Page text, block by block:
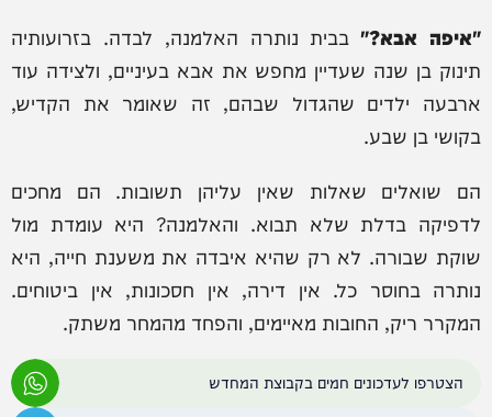
"איפה אבא?"בבית נותרה האלמנה, לבדה. בזרועותיה
תינוק בן שנה שעדיין מחפש את אבא בעיניים, ולצידה עוד
ארבעה ילדים שהגדול שבהם, זה שאומר את הקדיש,
בקושי בן שבע.
הם שואלים שאלות שאין עליהן תשובות. הם מחכים
לדפיקה בדלת שלא תבוא. והאלמנה? היא עומדת מול
שוקת שבורה. לא רק שהיא איבדה את משענת חייה, היא
נותרה בחוסר כל. אין דירה, אין חסכונות, אין ביטוחים.
המקרר ריק, החובות מאיימים, והפחד מהמחר משתק.
הצטרפו לעדכונים חמים בקבוצת המחדש